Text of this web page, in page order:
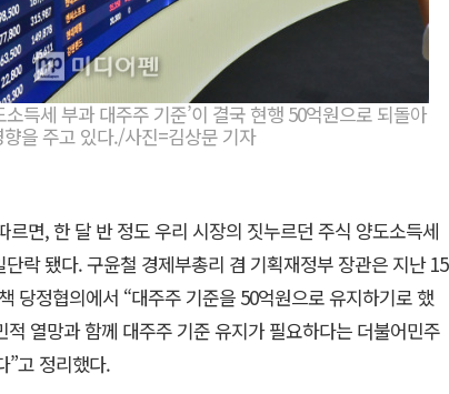
득세 부과 대주주 기준’이 결국 현행 50억원으로 되돌아
을 주고 있다./사진=김상문 기자
르면, 한 달 반 정도 우리 시장의 짓누르던 주식 양도소득세
단락 됐다. 구윤철 경제부총리 겸 기획재정부 장관은 지난 15
당정협의에서 “대주주 기준을 50억원으로 유지하기로 했
적 열망과 함께 대주주 기준 유지가 필요하다는 더불어민주
”고 정리했다.